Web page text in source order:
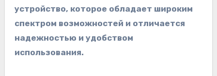
устройство, которое обладает широким
спектром возможностей и отличается
надежностью и удобством
использования.